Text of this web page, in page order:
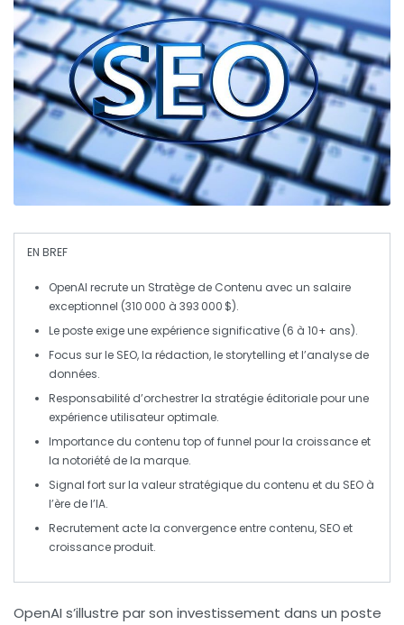
EN BREF
OpenAI recrute un Stratège de Contenu avec un salaire
exceptionnel (310 000 à 393 000 $).
Le poste exige une expérience significative (6 à 10+ ans).
Focus sur le SEO, la rédaction, le storytelling et l’analyse de
données.
Responsabilité d’orchestrer la stratégie éditorialepour une
expérience utilisateur optimale.
Importance du contenu top of funnel pour la croissance et
la notoriété de la marque.
Signal fort sur la valeur stratégique du contenu et du SEO à
l’ère de l’IA.
Recrutement acte la convergence entre contenu, SEO et
croissance produit.
OpenAI s’illustre par son investissement dans un poste